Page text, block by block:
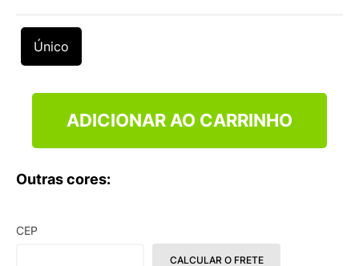
Único
ADICIONAR AO CARRINHO
Outras cores:
CEP
CALCULAR O FRETE
10º NEW 530